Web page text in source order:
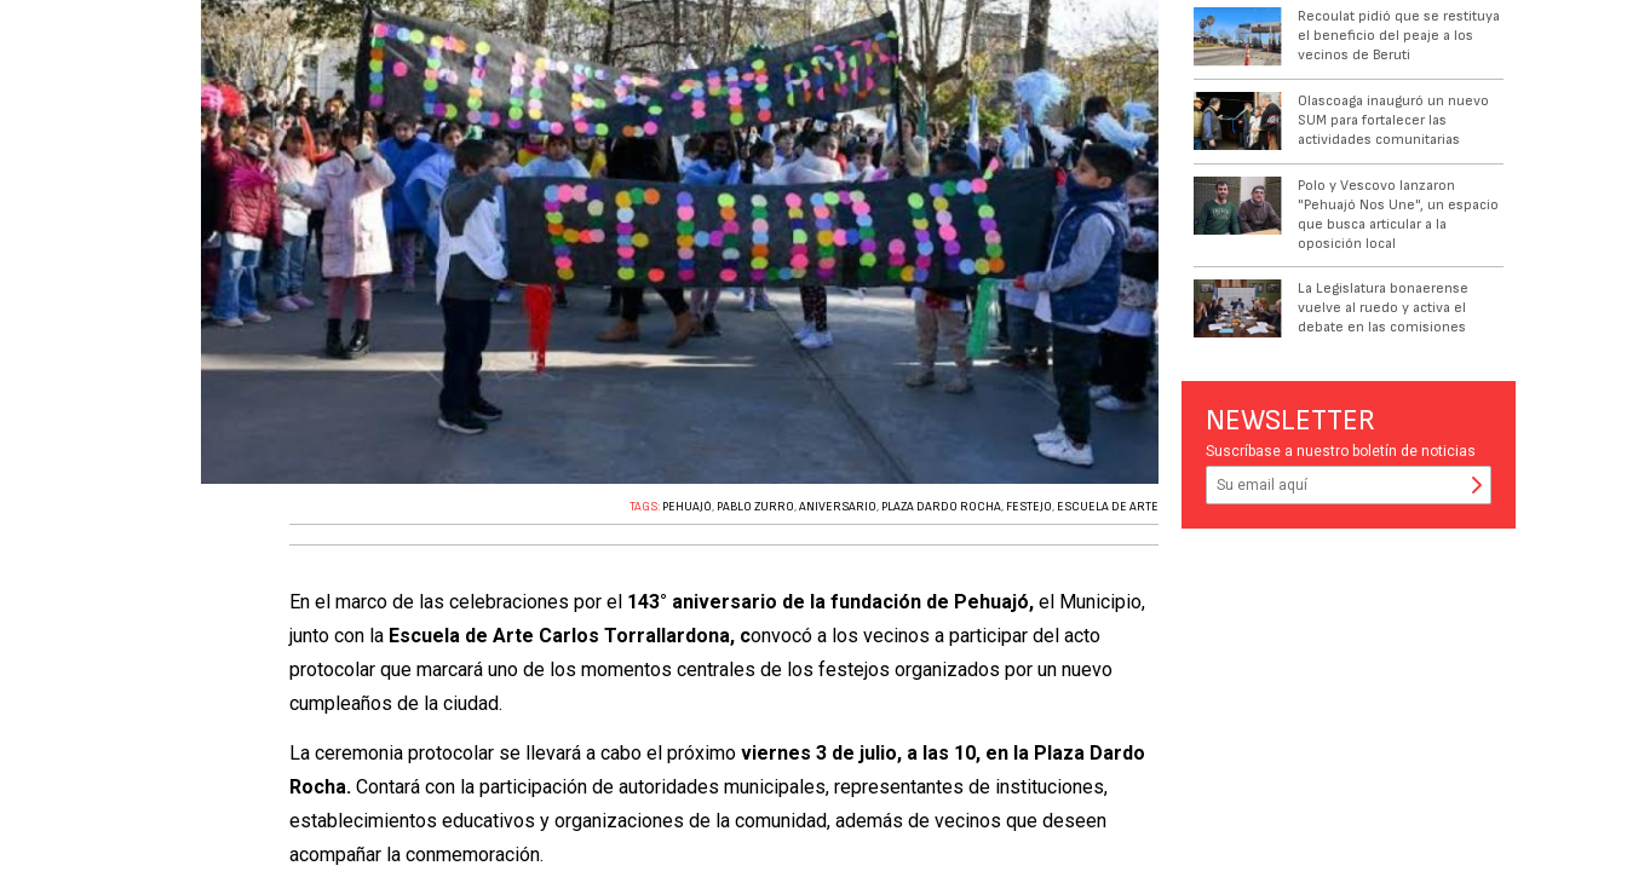
TAGS: PEHUAJÓ, PABLO ZURRO,ANIVERSARIO, PLAZA DARDO ROCHA, FESTEJO, ESCUELA DE ARTE
En el marco de las celebraciones por el 143° aniversario de la fundación de Pehuajó,el Municipio,
junto con la Escuela de Arte Carlos Torrallardona, convocó a los vecinos a participar del acto
protocolar que marcará uno de los momentos centrales de los festejos organizados por un nuevo
cumpleaños de la ciudad.
La ceremonia protocolar se llevará a cabo el próximoviernes 3 de julio, a las 10, en la Plaza Dardo
Rocha.Contará con la participación de autoridades municipales, representantes de instituciones,
establecimientos educativos y organizaciones de la comunidad, además de vecinos que deseen
acompañar la conmemoración.
Recoulat pidió que se restituya
el beneficio del peaje a los
vecinos de Beruti
Olascoaga inauguró un nuevo
SUM para fortalecer las
actividades comunitarias
Polo y Vescovo lanzaron
"Pehuajó Nos Une", un espacio
que busca articular a la
oposición local
La Legislatura bonaerense
vuelve al ruedo y activa el
debate en las comisiones
NEWSLETTER
Suscríbase a nuestro boletín de noticias